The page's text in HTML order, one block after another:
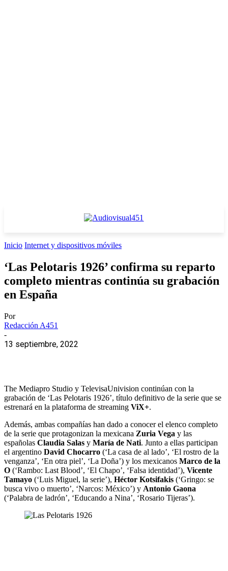
Inicio Internet y dispositivos móviles
‘Las Pelotaris 1926’ confirma su reparto
completo mientras continúa su grabación
en España
Por
Redacción A451
-
13 septiembre, 2022
The Mediapro Studio y TelevisaUnivision continúan con la
grabación de ‘Las Pelotaris 1926’, título definitivo de la serie que se
estrenará en la plataforma de streaming ViX+.
Además, ambas compañías han dado a conocer el elenco completo
de la serie que protagonizan la mexicana Zuria Vega y las
españolas Claudia Salas y María de Nati. Junto a ellas participan
el argentino David Chocarro (‘La casa de al lado’, ‘El rostro de la
venganza’, ‘En otra piel’, ‘La Doña’) y los mexicanos Marco de la
O (‘Rambo: Last Blood’, ‘El Chapo’, ‘Falsa identidad’), Vicente
Tamayo (‘Luis Miguel, la serie’), Héctor Kotsifakis (‘Gringo: se
busca vivo o muerto’, ‘Narcos: México’) y Antonio Gaona
(‘Palabra de ladrón’, ‘Educando a Nina’, ‘Rosario Tijeras’).